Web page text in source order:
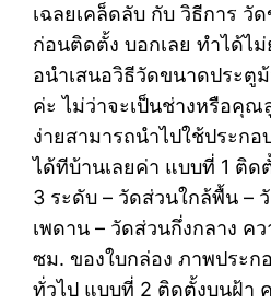
เฉลยเคล็ดลับ กับ วิธีการ วั
ก่อนติดตั้ง บอกเลย ทำได้ไ
อนำเสนอวิธีวัดขนาดประตู
ค่ะ ไม่ว่าจะเป็นช่างหรือคุณ
ง่ายสามารถนำไปใช้ประกอ
ได้ทีบ้านเลยค่า แบบที่ 1 ติด
3 ระดับ – วัดส่วนใกล้พื้น –
เพดาน – วัดส่วนกึ่งกลาง ค
ซม. ของใบกล่อง ภาพประก
ทั่วไป แบบที่ 2 ติดตั้งบนฝ้า